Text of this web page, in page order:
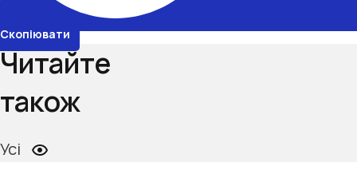
Скопіювати
Читайте
також
Усі